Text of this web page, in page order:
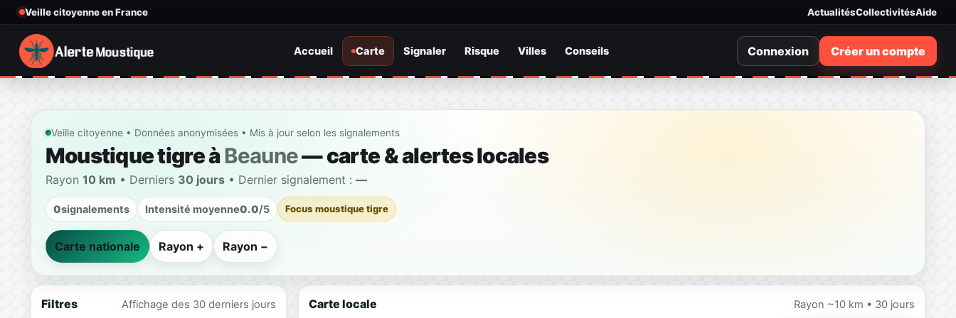
Veille citoyenne en France ActualitésCollectivitésAide
Accueil Carte Signaler Risque Villes Conseils Connexion Créer un compte
Veille citoyenne • Données anonymisées • Mis à jour selon les signalements
Moustique tigre àBeaune— carte & alertes locales
Rayon 10 km • Derniers 30 jours• Dernier signalement : —
0signalements Intensité moyenne0.0/5 Focus moustique tigre
Carte nationale Rayon + Rayon −
Filtres Affichage des 30 derniers jours Carte locale Rayon ~10 km • 30 jours